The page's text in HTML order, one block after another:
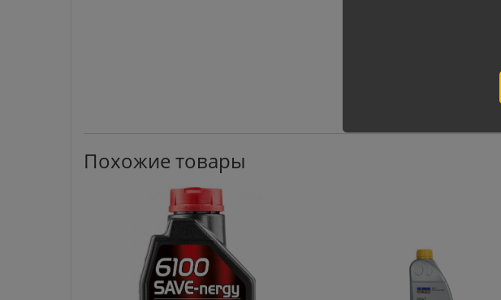
Похожие товары